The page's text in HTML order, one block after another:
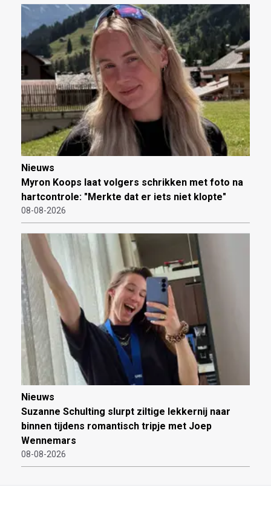
Nieuws
Myron Koops laat volgers schrikken met foto na
hartcontrole: "Merkte dat er iets niet klopte"
08-08-2026
Nieuws
Suzanne Schulting slurpt ziltige lekkernij naar
binnen tijdens romantisch tripje met Joep
Wennemars
08-08-2026